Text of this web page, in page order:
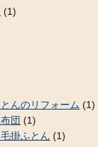
(1)
んのリフォーム (1)
団 (1)
掛ふとん (1)